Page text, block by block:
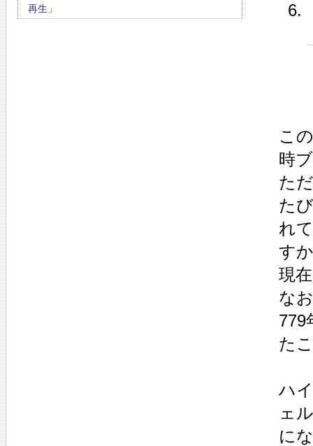
再生」
こ
時
た
た
れ
す
現
な
779
た
ハ
ェ
に